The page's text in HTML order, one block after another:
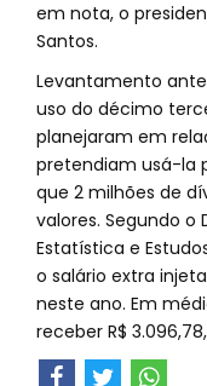
em nota, o
Santos.
Levantamento
uso do décimo
planejaram em
pretendiam usá-la
que 2 milhões de
valores. Segundo
Estatística e
o salário extra
neste ano. Em
receber R$